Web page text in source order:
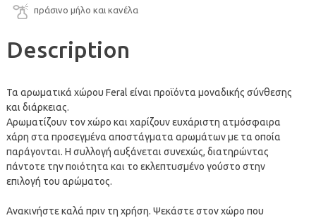
πράσινο μήλο και κανέλα
Description
Τα αρωματικά χώρου Feral είναι προϊόντα μοναδικής σύνθεσης
και διάρκειας.
Αρωματίζουν τον χώρο και χαρίζουν ευχάριστη ατμόσφαιρα
χάρη στα προσεγμένα αποστάγματα αρωμάτων με τα οποία
παράγονται. H συλλογή αυξάνεται συνεχώς, διατηρώντας
πάντοτε την ποιότητα και το εκλεπτυσμένο γούστο στην
επιλογή του αρώματος.
Ανακινήστε καλά πριν τη χρήση. Ψεκάστε στον χώρο που